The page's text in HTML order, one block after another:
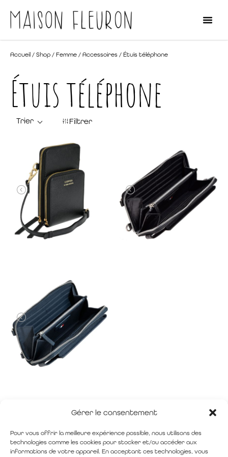
Gérer le consentement
Pour vous offrir la meilleure expérience possible, nous utilisons des
technologies comme les cookies pour stocker et/ou accéder aux
informations de votre appareil. En acceptant ces technologies, vous
Accueil / Shop / Femme / Accessoires / Étuis téléphone
Étuis téléphone
Filtrer